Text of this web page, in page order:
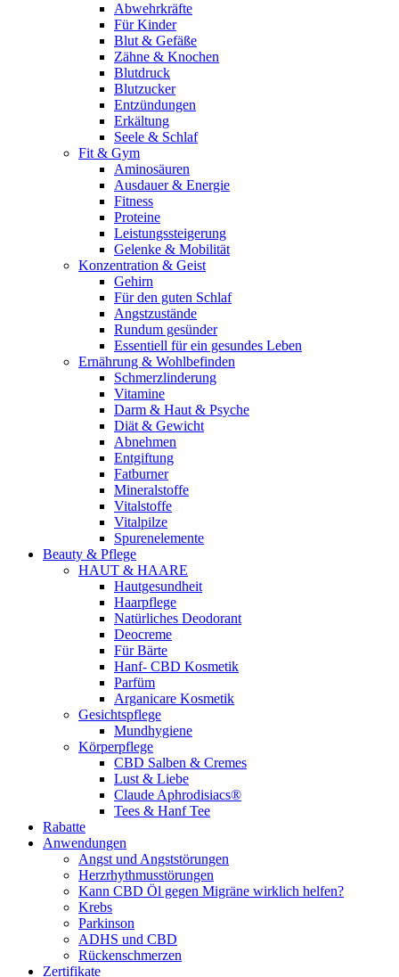
Abwehrkräfte
Für Kinder
Blut & Gefäße
Zähne & Knochen
Blutdruck
Blutzucker
Entzündungen
Erkältung
Seele & Schlaf
Fit & Gym
Aminosäuren
Ausdauer & Energie
Fitness
Proteine
Leistungssteigerung
Gelenke & Mobilität
Konzentration & Geist
Gehirn
Für den guten Schlaf
Angstzustände
Rundum gesünder
Essentiell für ein gesundes Leben
Ernährung & Wohlbefinden
Schmerzlinderung
Vitamine
Darm & Haut & Psyche
Diät & Gewicht
Abnehmen
Entgiftung
Fatburner
Mineralstoffe
Vitalstoffe
Vitalpilze
Spurenelemente
Beauty & Pflege
HAUT & HAARE
Hautgesundheit
Haarpflege
Natürliches Deodorant
Deocreme
Für Bärte
Hanf- CBD Kosmetik
Parfüm
Arganicare Kosmetik
Gesichtspflege
Mundhygiene
Körperpflege
CBD Salben & Cremes
Lust & Liebe
Claude Aphrodisiacs®
Tees & Hanf Tee
Rabatte
Anwendungen
Angst und Angststörungen
Herzrhythmusstörungen
Kann CBD Öl gegen Migräne wirklich helfen?
Krebs
Parkinson
ADHS und CBD
Rückenschmerzen
Zertifikate